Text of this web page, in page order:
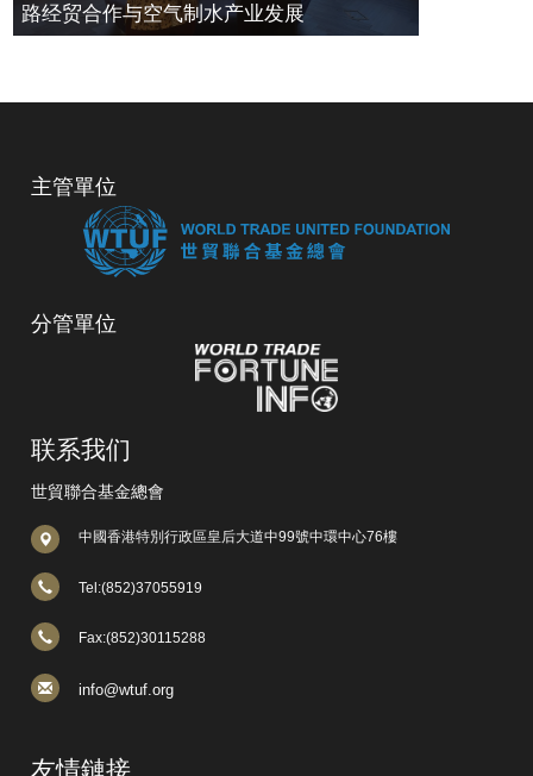
路经贸合作与空气制水产业发展
主管單位
分管單位
联系我们
世貿聯合基金總會
中國香港特別行政區皇后大道中99號中環中心76樓
Tel:(852)37055919
Fax:(852)30115288
info@wtuf.org
友情鏈接